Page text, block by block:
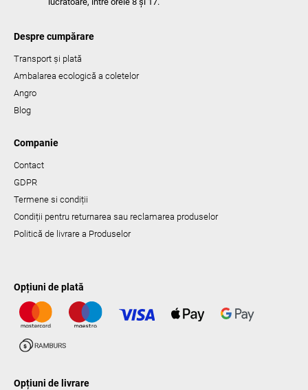
Despre cumpărare
Transport și plată
Ambalarea ecologică a coletelor
Angro
Blog
Companie
Contact
GDPR
Termene si condiții
Condiții pentru returnarea sau reclamarea produselor
Politică de livrare a Produselor
Opțiuni de plată
Opțiuni de livrare